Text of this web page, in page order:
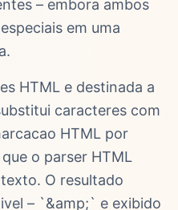
– embora ambos
em uma
HTML e destinada a
caracteres com
HTML por
o parser HTML
O resultado
– `&amp;` e exibido